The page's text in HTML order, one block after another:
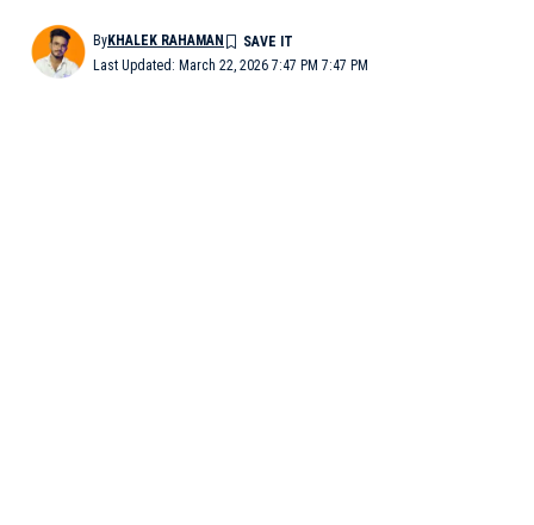
Last Updated: March 22, 2026 7:47 PM 7:47 PM
ByKHALEK RAHAMAN